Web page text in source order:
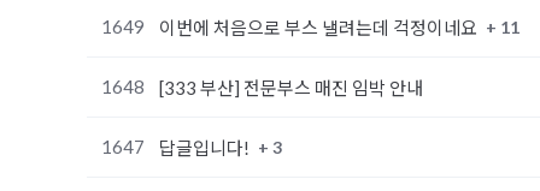
1649 이번에 처음으로 부스 낼려는데 걱정이네요 + 11
1648 [333 부산] 전문부스 매진 임박 안내
1647 답글입니다! + 3